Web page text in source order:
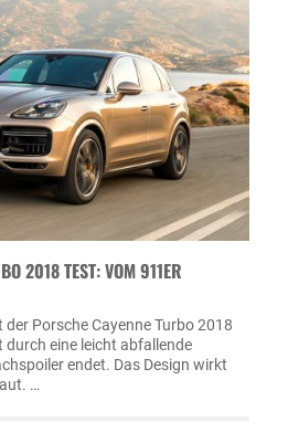
2018 TEST: VOM 911ER
Porsche Cayenne Turbo 2018
eine leicht abfallende
endet. Das Design wirkt
…